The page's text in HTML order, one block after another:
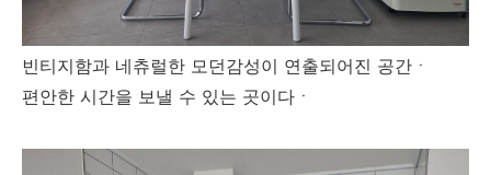
빈티지함과 네츄럴한 모던감성이 연출되어진 공간ㆍ
편안한 시간을 보낼 수 있는 곳이다ㆍ